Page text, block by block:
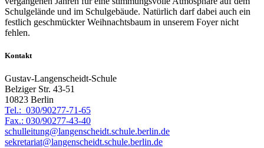
Schulgelände und im Schulgebäude. Natürlich darf dabei auch ein
festlich geschmückter Weihnachtsbaum in unserem Foyer nicht
fehlen.
Kontakt
Gustav-Langenscheidt-Schule
Belziger Str. 43-51
10823 Berlin
Tel.: 030/90277-71-65
Fax.: 030/90277-43-40
schulleitung@langenscheidt.schule.berlin.de
sekretariat@langenscheidt.schule.berlin.de